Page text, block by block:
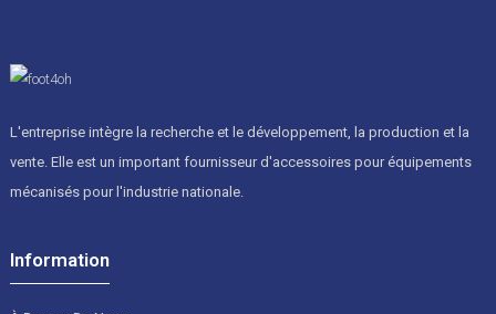
L'entreprise intègre la recherche et le développement, la production et la
vente. Elle est un important fournisseur d'accessoires pour équipements
mécanisés pour l'industrie nationale.
Information